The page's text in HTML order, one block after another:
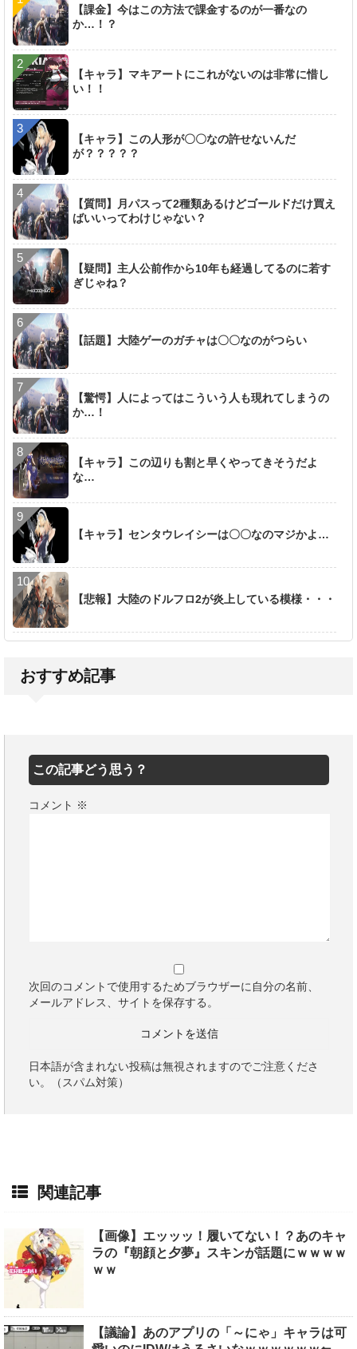
【課金】今はこの方法で課金するのが一番なの
か…！？
【キャラ】マキアートにこれがないのは非常に惜し
い！！
【キャラ】この人形が〇〇なの許せないんだ
が？？？？？
【質問】月パスって2種類あるけどゴールドだけ買え
ばいいってわけじゃない？
【疑問】主人公前作から10年も経過してるのに若す
ぎじゃね？
【話題】大陸ゲーのガチャは〇〇なのがつらい
【驚愕】人によってはこういう人も現れてしまうの
か…！
【キャラ】この辺りも割と早くやってきそうだよ
な…
【キャラ】センタウレイシーは〇〇なのマジかよ…
【悲報】大陸のドルフロ2が炎上している模様・・・
おすすめ記事
この記事どう思う？
コメント ※
次回のコメントで使用するためブラウザーに自分の名前、
メールアドレス、サイトを保存する。
日本語が含まれない投稿は無視されますのでご注意くださ
い。（スパム対策）
関連記事
【画像】エッッッ！履いてない！？あのキャ
ラの『朝顔と夕夢』スキンが話題にｗｗｗｗ
ｗｗ
【議論】あのアプリの「～にゃ」キャラは可